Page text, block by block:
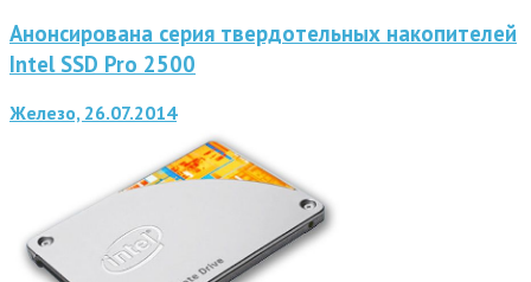
Анонсирована серия твердотельных накопителей
Intel SSD Pro 2500
Железо, 26.07.2014